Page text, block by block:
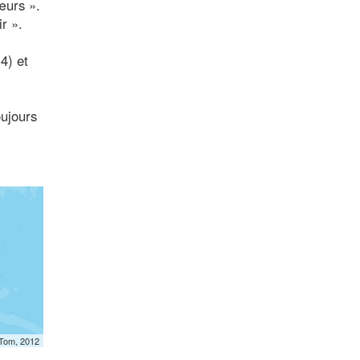
».
».
et
2012